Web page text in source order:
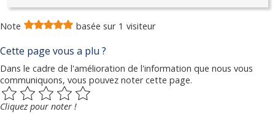
Note basée sur 1 visiteur
Cette page vous a plu ?
Dans le cadre de l'amélioration de l'information que nous vous
communiquons, vous pouvez noter cette page.
Cliquez pour noter !